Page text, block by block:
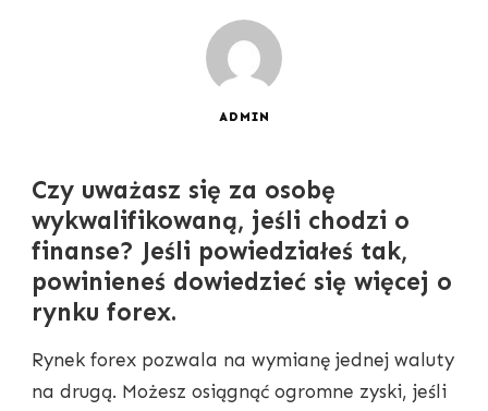
ADMIN
Czy uważasz się za osobę
wykwalifikowaną, jeśli chodzi o
finanse? Jeśli powiedziałeś tak,
powinieneś dowiedzieć się więcej o
rynku forex.
Rynek forex pozwala na wymianę jednej waluty
na drugą. Możesz osiągnąć ogromne zyski, jeśli